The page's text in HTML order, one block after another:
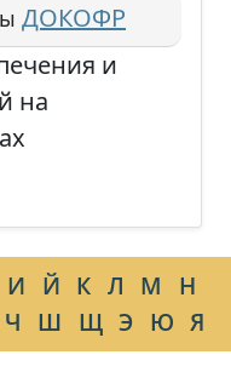
ДОКОФР
и
на
И Й К Л М
Н
Ч Ш Щ Э Ю Я